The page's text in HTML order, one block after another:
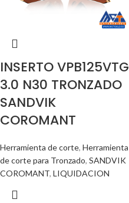
INSERTO VPB125VTG
3.0 N30 TRONZADO
SANDVIK
COROMANT
Herramienta de corte, Herramienta
de corte para Tronzado, SANDVIK
COROMANT, LIQUIDACION